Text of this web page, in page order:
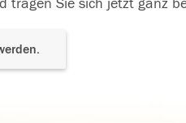
tragen Sie sich jetzt ganz